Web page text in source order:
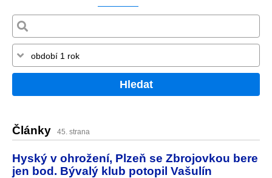
Hledat
Články 45. strana
Hyský v ohrožení, Plzeň se Zbrojovkou bere
jen bod. Bývalý klub potopil Vašulín